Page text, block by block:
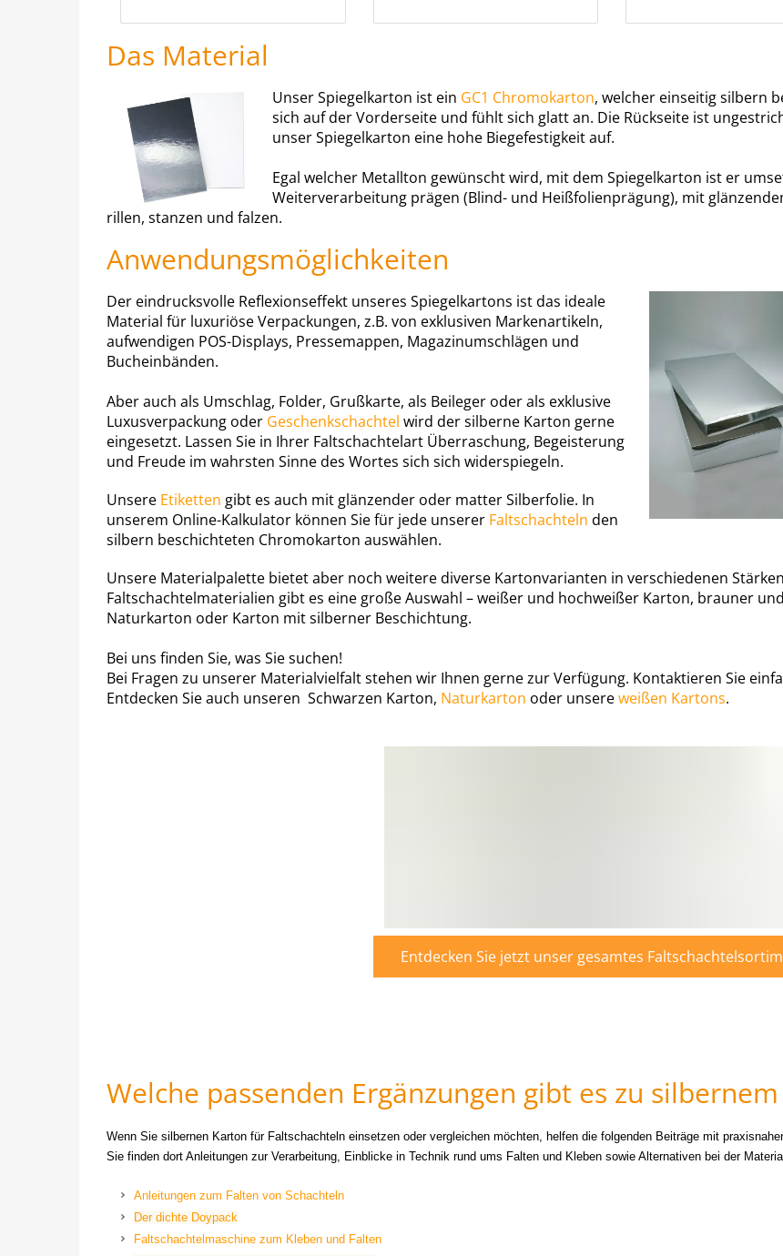
Das Material
Unser Spiegelkarton ist ein GC1 Chromokarton, welcher einseitig silbern
sich auf der Vorderseite und fühlt sich glatt an. Die Rückseite ist
unser Spiegelkarton eine hohe Biegefestigkeit auf.
Egal welcher Metallton gewünscht wird, mit dem Spiegelkarton ist er
Weiterverarbeitung prägen (Blind- und Heißfolienprägung), mit
rillen, stanzen und falzen.
Anwendungsmöglichkeiten
Der eindrucksvolle Reflexionseffekt unseres Spiegelkartons ist das ideale
Material für luxuriöse Verpackungen, z.B. von exklusiven Markenartikeln,
aufwendigen POS-Displays, Pressemappen, Magazinumschlägen und
Bucheinbänden.
Aber auch als Umschlag, Folder, Grußkarte, als Beileger oder als exklusive
Luxusverpackung oder Geschenkschachtel wird der silberne Karton gerne
eingesetzt. Lassen Sie in Ihrer Faltschachtelart Überraschung, Begeisterung
und Freude im wahrsten Sinne des Wortes sich sich widerspiegeln.
Unsere Etiketten gibt es auch mit glänzender oder matter Silberfolie. In
unserem Online-Kalkulator können Sie für jede unserer Faltschachteln den
silbern beschichteten Chromokarton auswählen.
Unsere Materialpalette bietet aber noch weitere diverse Kartonvarianten in verschiedenen
Faltschachtelmaterialien gibt es eine große Auswahl – weißer und hochweißer Karton, brauner
Naturkarton oder Karton mit silberner Beschichtung.
Bei uns finden Sie, was Sie suchen!
Bei Fragen zu unserer Materialvielfalt stehen wir Ihnen gerne zur Verfügung. Kontaktieren Sie
Entdecken Sie auch unseren Schwarzen Karton, Naturkarton oder unsereweißen Kartons.
Entdecken Sie jetzt unser gesamtes
Welche passenden Ergänzungen gibt es zu
Wenn Sie silbernen Karton für Faltschachteln einsetzen oder vergleichen möchten, helfen die folgenden Beiträge mit
Sie finden dort Anleitungen zur Verarbeitung, Einblicke in Technik rund ums Falten und Kleben sowie Alternativen bei der
Anleitungen zum Falten von Schachteln
Der dichte Doypack
Faltschachtelmaschine zum Kleben und Falten